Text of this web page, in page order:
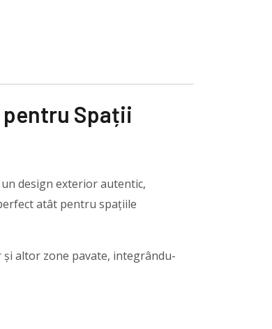
pentru Spații
design exterior autentic,
atât pentru spațiile
altor zone pavate, integrându-